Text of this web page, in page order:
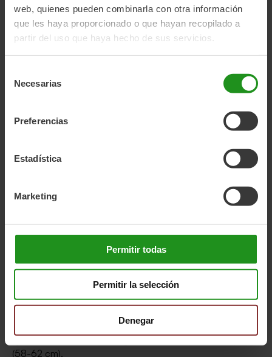
web, quienes pueden combinarla con otra información
que les haya proporcionado o que hayan recopilado a
partir del uso que haya hecho de sus servicios.
Necesarias
Preferencias
Estadística
Marketing
Permitir todas
Permitir la selección
Denegar
BIKE ACCESSORIES
Rocket Helmet
maximum ventilation and an adjustable tl-3 rear fitting
(58-62 cm).